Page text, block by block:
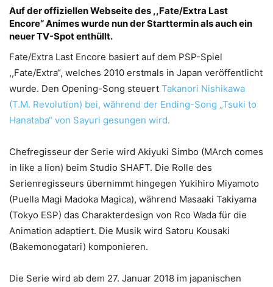
Auf der offiziellen Webseite des ,,Fate/Extra Last
Encore“ Animes wurde nun der Starttermin als auch ein
neuer TV-Spot enthüllt.
Fate/Extra Last Encore basiert auf dem PSP-Spiel
,,Fate/Extra“, welches 2010 erstmals in Japan veröffentlicht
wurde. Den Opening-Song steuert Takanori Nishikawa
(T.M. Revolution) bei, während der Ending-Song „Tsuki to
Hanataba“ von Sayuri gesungen wird.
Chefregisseur der Serie wird Akiyuki Simbo (MArch comes
in like a lion) beim Studio SHAFT. Die Rolle des
Serienregisseurs übernimmt hingegen Yukihiro Miyamoto
(Puella Magi Madoka Magica), während Masaaki Takiyama
(Tokyo ESP) das Charakterdesign von Rco Wada für die
Animation adaptiert. Die Musik wird Satoru Kousaki
(Bakemonogatari) komponieren.
Die Serie wird ab dem 27. Januar 2018 im japanischen